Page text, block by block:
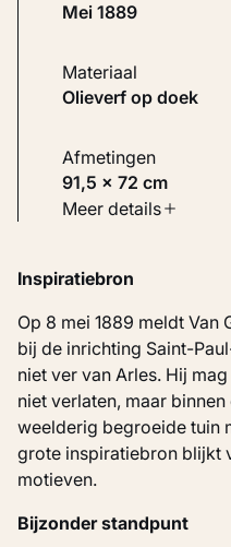
mei 1889
Materiaal
Olieverf op doek
Afmetingen
91,5 × 72 cm
Soort werk
Inventarisnummer
KM 101.508
Meer details
Inspiratiebron
Op 8 mei 1889 meldt
bij de inrichting Saint-
niet ver van Arles. Hij
niet verlaten, maar
weelderig begroeide tuin
grote inspiratiebron blijkt
motieven.
Bijzonder standpunt